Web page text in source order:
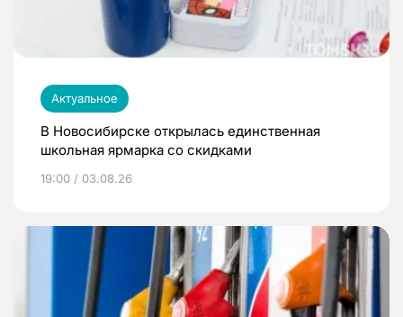
Актуальное
В Новосибирске открылась единственная
школьная ярмарка со скидками
19:00 / 03.08.26